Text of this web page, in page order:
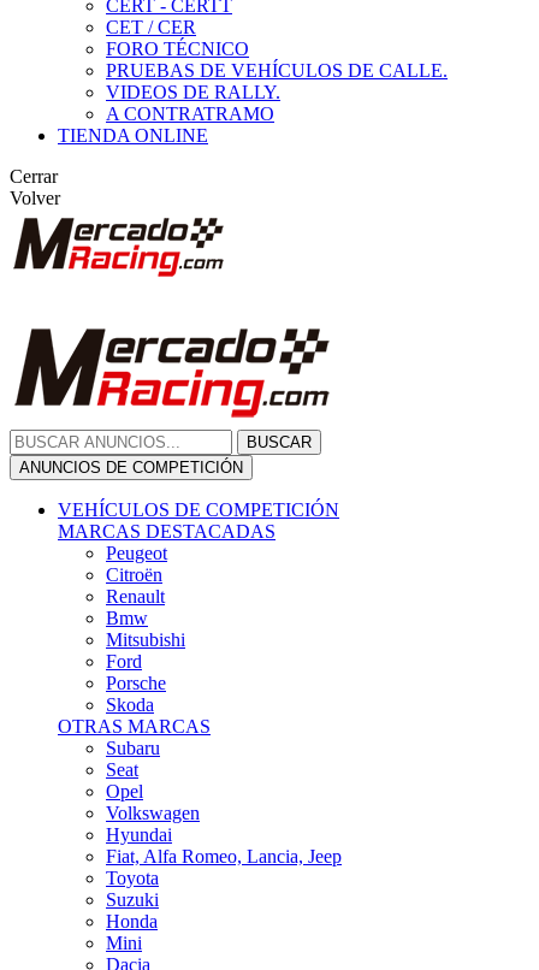
CERT - CERTT
CET / CER
FORO TÉCNICO
PRUEBAS DE VEHÍCULOS DE CALLE.
VIDEOS DE RALLY.
A CONTRATRAMO
TIENDA ONLINE
Cerrar
Volver
BUSCAR
ANUNCIOS DE COMPETICIÓN
VEHÍCULOS DE COMPETICIÓN
MARCAS DESTACADAS
Peugeot
Citroën
Renault
Bmw
Mitsubishi
Ford
Porsche
Skoda
OTRAS MARCAS
Subaru
Seat
Opel
Volkswagen
Hyundai
Fiat, Alfa Romeo, Lancia, Jeep
Toyota
Suzuki
Honda
Mini
Dacia
Audi